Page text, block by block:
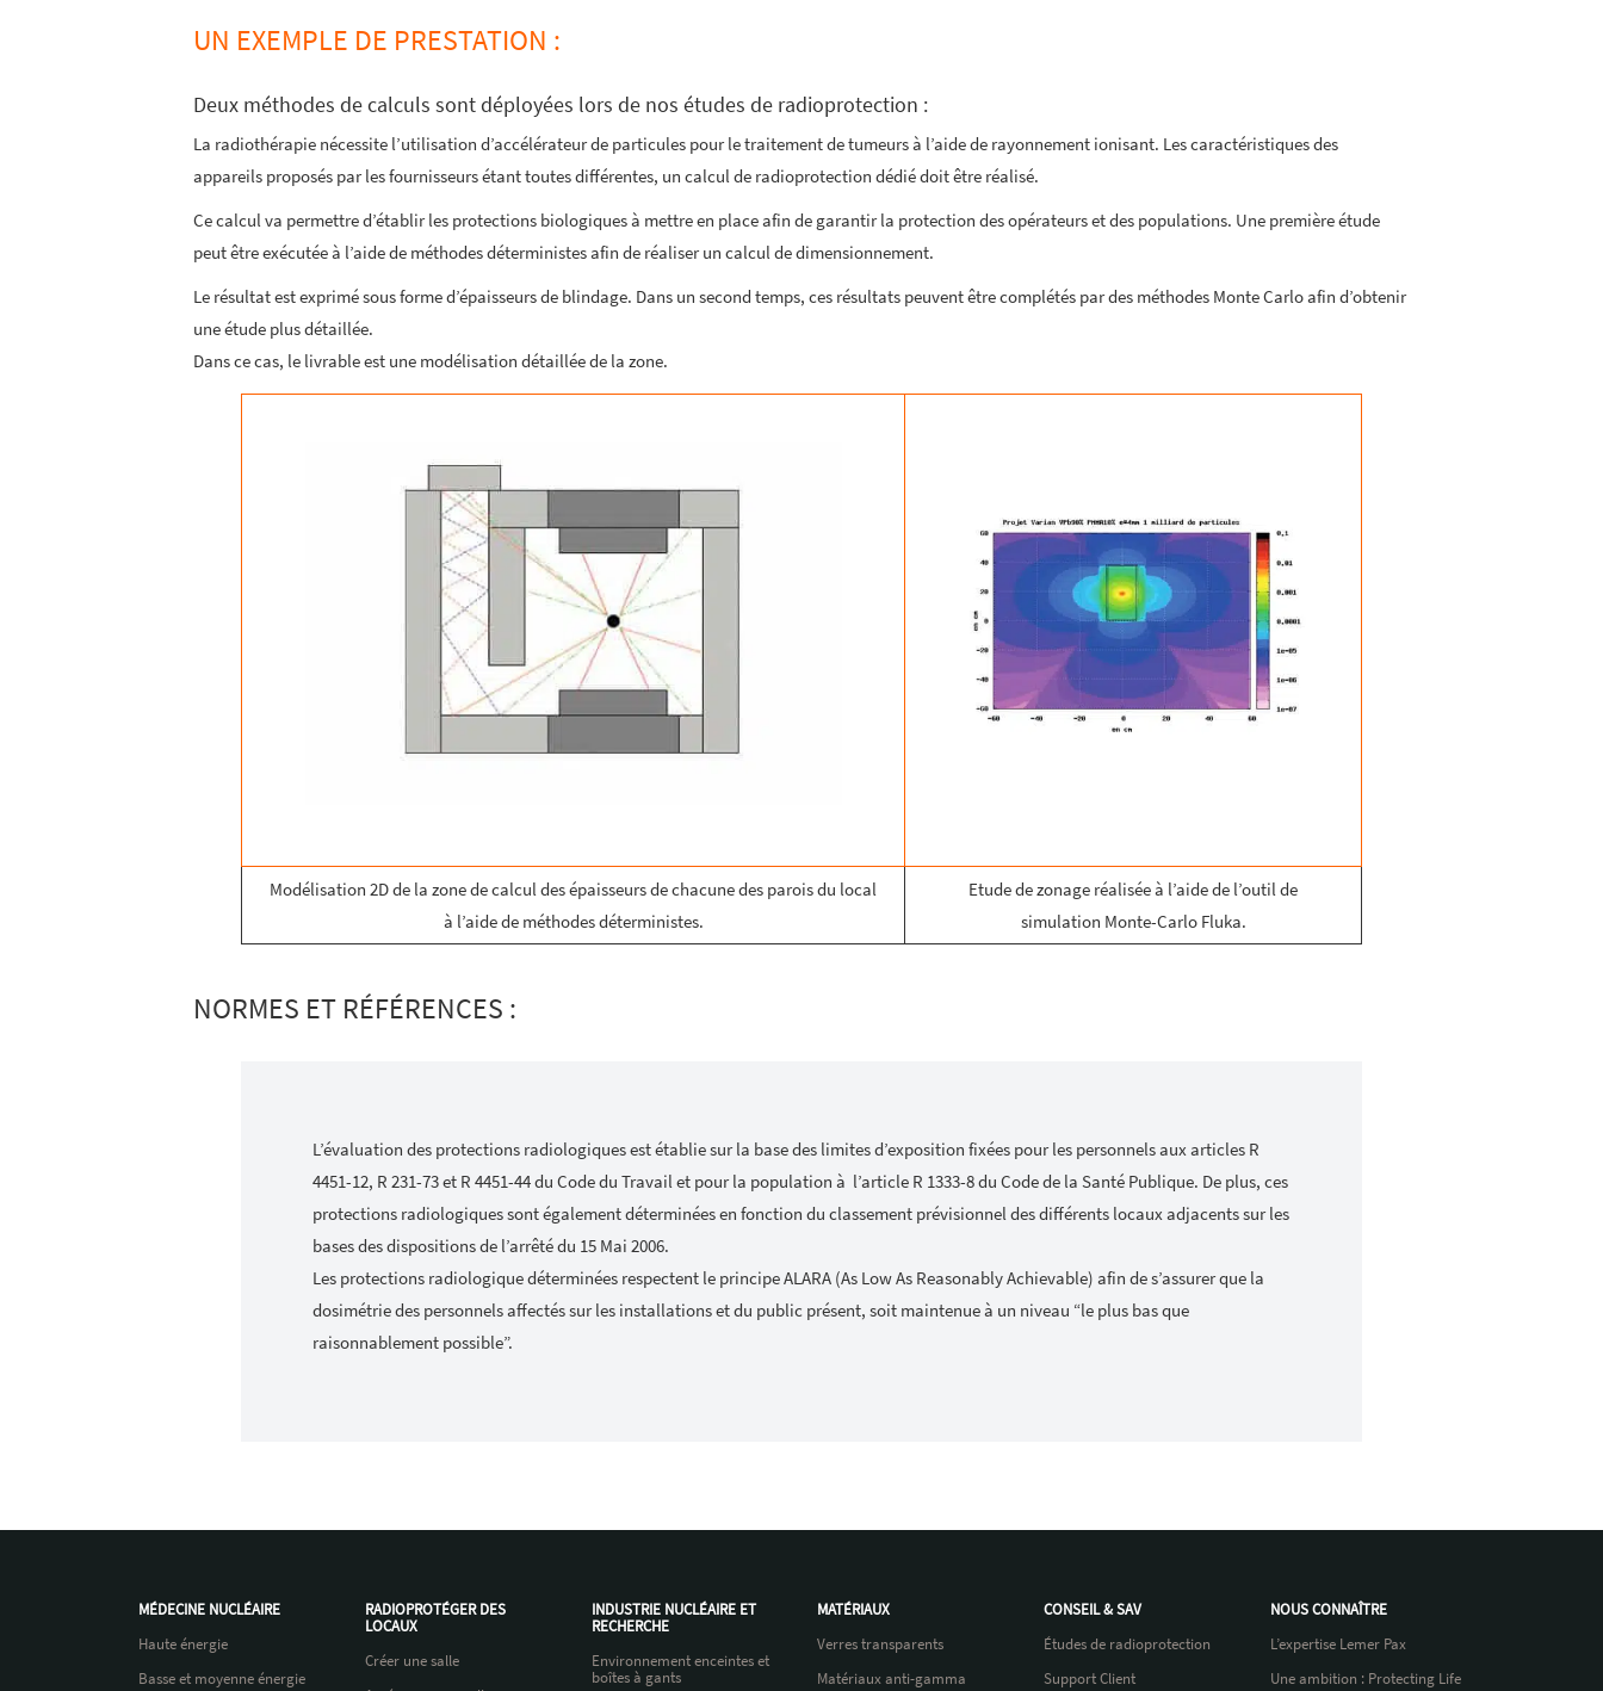
UN EXEMPLE DE PRESTATION :
Deux méthodes de calculs sont déployées lors de nos études de radioprotection :
La radiothérapie nécessite l’utilisation d’accélérateur de particules pour le traitement de tumeurs à l’aide de rayonnement ionisant. Les caractéristiques des
appareils proposés par les fournisseurs étant toutes différentes, un calcul de radioprotection dédié doit être réalisé.
Ce calcul va permettre d’établir les protections biologiques à mettre en place afin de garantir la protection des opérateurs et des populations. Une première étude
peut être exécutée à l’aide de méthodes déterministes afin de réaliser un calcul de dimensionnement.
Le résultat est exprimé sous forme d’épaisseurs de blindage. Dans un second temps, ces résultats peuvent être complétés par des méthodes Monte Carlo afin d’obtenir
une étude plus détaillée.
Dans ce cas, le livrable est une modélisation détaillée de la zone.
Modélisation 2D de la zone de calcul des épaisseurs de chacune des parois du local
à l’aide de méthodes déterministes.
Etude de zonage réalisée à l’aide de l’outil de
simulation Monte-Carlo Fluka.
NORMES ET RÉFÉRENCES :
L’évaluation des protections radiologiques est établie sur la base des limites d’exposition fixées pour les personnels aux articles R
4451-12, R 231-73 et R 4451-44 du Code du Travail et pour la population à l’article R 1333-8 du Code de la Santé Publique. De plus, ces
protections radiologiques sont également déterminées en fonction du classement prévisionnel des différents locaux adjacents sur les
bases des dispositions de l’arrêté du 15 Mai 2006.
Les protections radiologique déterminées respectent le principe ALARA (As Low As Reasonably Achievable) afin de s’assurer que la
dosimétrie des personnels affectés sur les installations et du public présent, soit maintenue à un niveau “le plus bas que
raisonnablement possible”.
MÉDECINE NUCLÉAIRE
Haute énergie
Basse et moyenne énergie
RADIOPROTÉGER DES
LOCAUX
Créer une salle
INDUSTRIE NUCLÉAIRE ET
RECHERCHE
Environnement enceintes et
boîtes à gants
MATÉRIAUX
Verres transparents
Matériaux anti-gamma
CONSEIL & SAV
Études de radioprotection
Support Client
NOUS CONNAÎTRE
L’expertise Lemer Pax
Une ambition : Protecting Life